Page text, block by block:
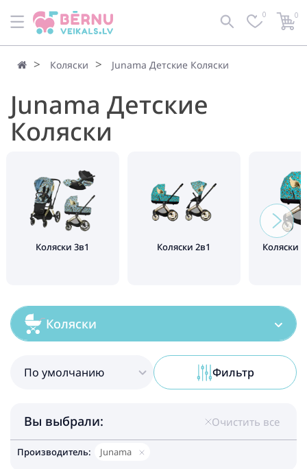
По умолчанию Фильтр 0 0
Коляски Junama Детские Коляски
Junama Детские
Коляски
Коляски 3в1 Коляски 2в1 Коляски
Коляски
Вы выбрали:
Производитель: Junama
Очистить все
По умолчанию Фильтр